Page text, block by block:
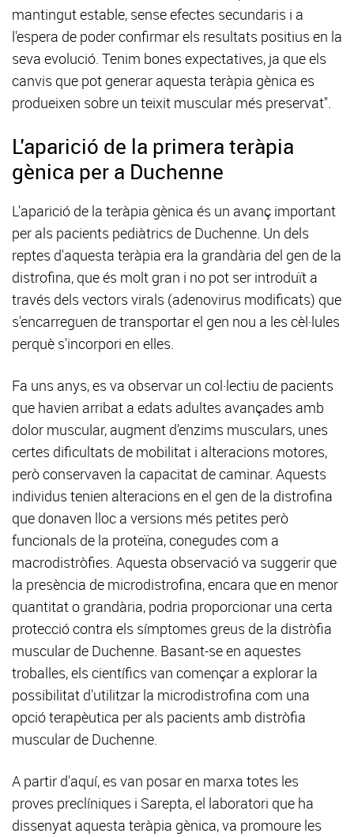
mantingut estable, sense efectes secundaris i a
l'espera de poder confirmar els resultats positius en la
seva evolució. Tenim bones expectatives, ja que els
canvis que pot generar aquesta teràpia gènica es
produeixen sobre un teixit muscular més preservat".
L'aparició de la primera teràpia
gènica per a Duchenne
L'aparició de la teràpia gènica és un avanç important
per als pacients pediàtrics de Duchenne. Un dels
reptes d'aquesta teràpia era la grandària del gen de la
distrofina, que és molt gran i no pot ser introduït a
través dels vectors virals (adenovirus modificats) que
s'encarreguen de transportar el gen nou a les cèl·lules
perquè s'incorpori en elles.
Fa uns anys, es va observar un col·lectiu de pacients
que havien arribat a edats adultes avançades amb
dolor muscular, augment d'enzims musculars, unes
certes dificultats de mobilitat i alteracions motores,
però conservaven la capacitat de caminar. Aquests
individus tenien alteracions en el gen de la distrofina
que donaven lloc a versions més petites però
funcionals de la proteïna, conegudes com a
macrodistròfies. Aquesta observació va suggerir que
la presència de microdistrofina, encara que en menor
quantitat o grandària, podria proporcionar una certa
protecció contra els símptomes greus de la distròfia
muscular de Duchenne. Basant-se en aquestes
troballes, els científics van començar a explorar la
possibilitat d'utilitzar la microdistrofina com una
opció terapèutica per als pacients amb distròfia
muscular de Duchenne.
A partir d'aquí, es van posar en marxa totes les
proves preclíniques i Sarepta, el laboratori que ha
dissenyat aquesta teràpia gènica, va promoure les